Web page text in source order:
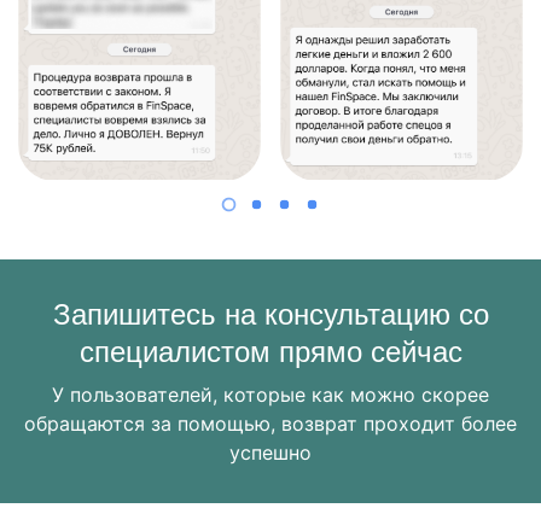
Запишитесь на консультацию со
специалистом прямо сейчас
У пользователей, которые как можно скорее
обращаются за помощью, возврат проходит более
успешно